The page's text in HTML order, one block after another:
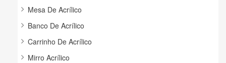
Mesa De Acrílico
Banco De Acrílico
Carrinho De Acrílico
Mirro Acrílico